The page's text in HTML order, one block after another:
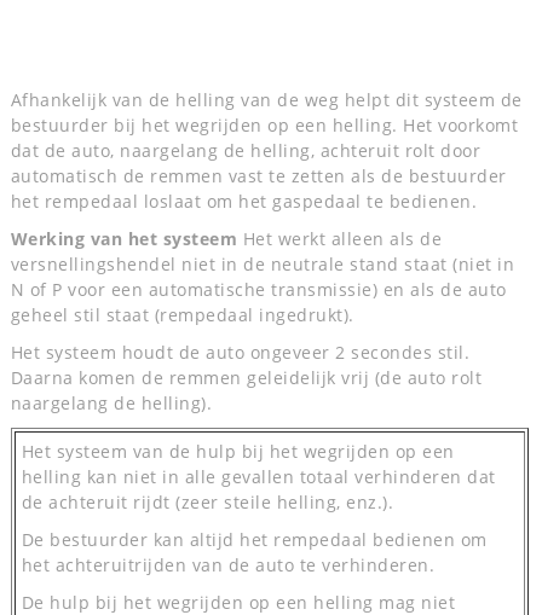
Afhankelijk van de helling van de weg helpt dit systeem de
bestuurder bij het wegrijden op een helling. Het voorkomt
dat de auto, naargelang de helling, achteruit rolt door
automatisch de remmen vast te zetten als de bestuurder
het rempedaal loslaat om het gaspedaal te bedienen.
Werking van het systeem Het werkt alleen als de
versnellingshendel niet in de neutrale stand staat (niet in
N of P voor een automatische transmissie) en als de auto
geheel stil staat (rempedaal ingedrukt).
Het systeem houdt de auto ongeveer 2 secondes stil.
Daarna komen de remmen geleidelijk vrij (de auto rolt
naargelang de helling).
Het systeem van de hulp bij het wegrijden op een
helling kan niet in alle gevallen totaal verhinderen dat
de achteruit rijdt (zeer steile helling, enz.).
De bestuurder kan altijd het rempedaal bedienen om
het achteruitrijden van de auto te verhinderen.
De hulp bij het wegrijden op een helling mag niet